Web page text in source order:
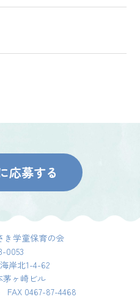
応募する
き学童保育の会
0053
岸北1-4-62
茅ヶ崎ビル
FAX 0467-87-4468